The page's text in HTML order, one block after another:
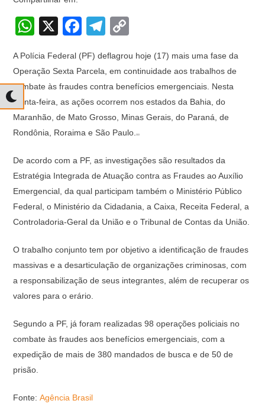
W
at
s
A
p
p
X
F
c
e
b
o
o
k
T
e
gr
a
m
p
y
Li
n
k
A Polícia Federal (PF) deflagrou hoje (17) mais uma fase da
Operação Sexta Parcela, em continuidade aos trabalhos de
combate às fraudes contra benefícios emergenciais. Nesta
quinta-feira, as ações ocorrem nos estados da Bahia, do
Maranhão, de Mato Grosso, Minas Gerais, do Paraná, de
Rondônia, Roraima e São Paulo.
De acordo com a PF, as investigações são resultados da
Estratégia Integrada de Atuação contra as Fraudes ao Auxílio
Emergencial, da qual participam também o Ministério Público
Federal, o Ministério da Cidadania, a Caixa, Receita Federal, a
Controladoria-Geral da União e o Tribunal de Contas da União.
O trabalho conjunto tem por objetivo a identificação de fraudes
massivas e a desarticulação de organizações criminosas, com
a responsabilização de seus integrantes, além de recuperar os
valores para o erário.
Segundo a PF, já foram realizadas 98 operações policiais no
combate às fraudes aos benefícios emergenciais, com a
expedição de mais de 380 mandados de busca e de 50 de
prisão.
Fonte: Agência Brasil